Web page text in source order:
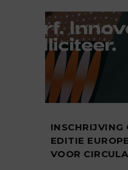
INSCHRIJVING
EDITIE
VOOR